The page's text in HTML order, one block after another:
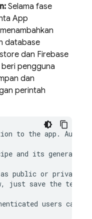
: Selama fase
App
database
dan Firebase
beri pengguna
dan
perintah
to the app.
and its generated
public or private
just save the text,